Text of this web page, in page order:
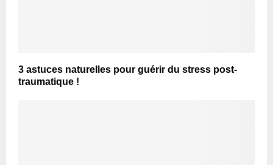
3 astuces naturelles pour guérir du stress post-
traumatique !